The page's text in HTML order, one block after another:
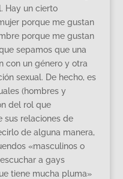
Hay un cierto
porque me gustan
porque me gustan
sepamos que una
con un género y otra
sexual. De hecho, es
(hombres y
del rol que
sus relaciones de
de alguna manera,
«masculinos o
a gays
tiene mucha pluma»